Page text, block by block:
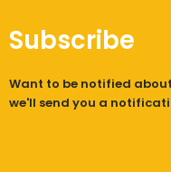
Subscribe
Want to be notified
we'll send you a